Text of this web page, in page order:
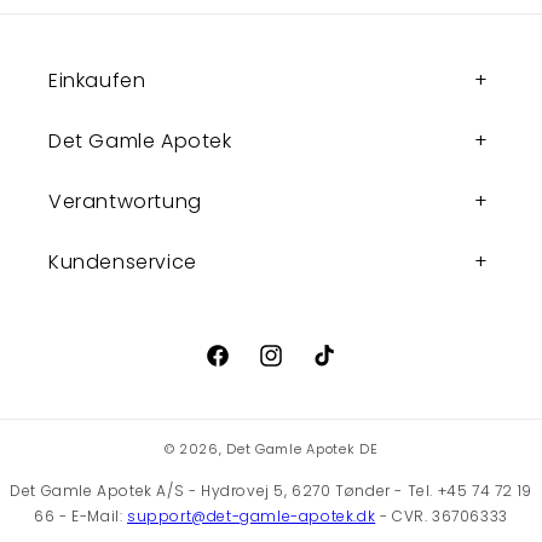
Einkaufen
Det Gamle Apotek
Verantwortung
Kundenservice
FacebookInstagram
TikTok
© 2026, Det Gamle Apotek DE
Det Gamle Apotek A/S - Hydrovej 5, 6270 Tønder - Tel. +45 74 72 19
66 - E-Mail: support@det-gamle-apotek.dk - CVR. 36706333